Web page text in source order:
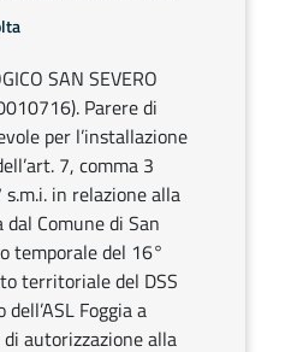
SAN SEVERO
Parere di
per l’installazione
7, comma 3
in relazione alla
Comune di San
temporale del 16°
territoriale del DSS
Foggia a
autorizzazione alla